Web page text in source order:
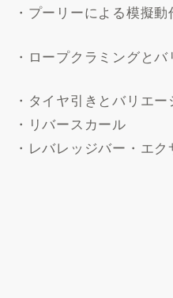
・プーリーによる模擬
・ロープクラミングと
・タイヤ引きとバリエー
・リバースカール
・レバレッジバー・エ